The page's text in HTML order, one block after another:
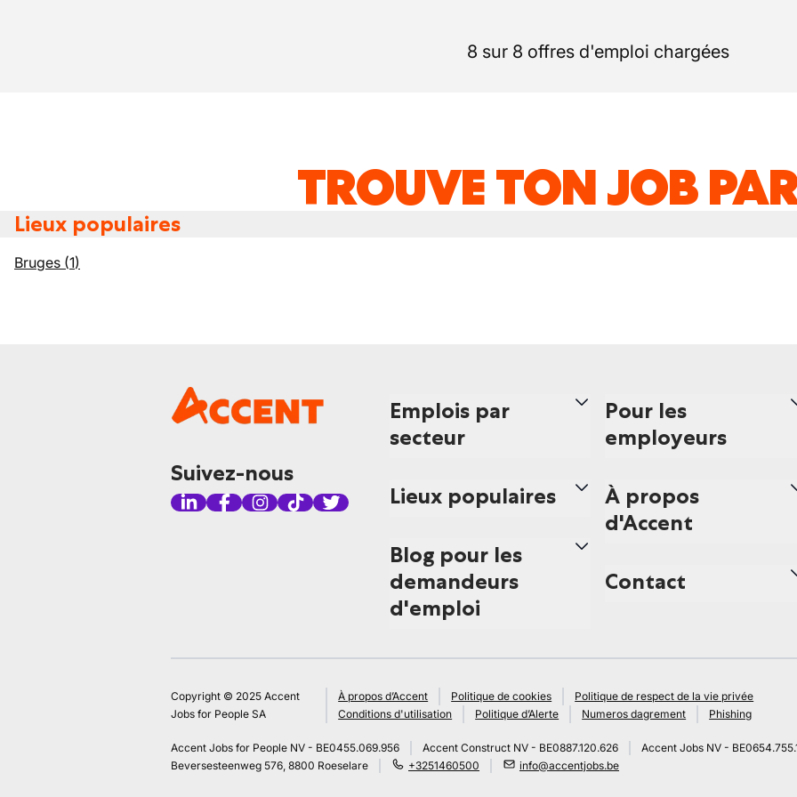
8 sur 8 offres d'emploi chargées
TROUVE TON JOB
Lieux populaires
Bruges (1)
Suivez-nous
Emplois par
secteur
Lieux populaires
Blog pour les
demandeurs
d'emploi
Pour les
employeurs
À propos
d'Accent
Contact
Copyright © 2025 Accent
Jobs for People SA
À propos d’Accent Politique de cookies
Politique de respect de la vie privée
Conditions d'utilisation
Politique d’Alerte Numeros dagrement Phishing
Accent Jobs for People NV - BE0455.069.956 Accent Construct NV - BE0887.120.626
Accent Jobs NV -
Beversesteenweg 576, 8800 Roeselare
+3251460500 info@accentjobs.be